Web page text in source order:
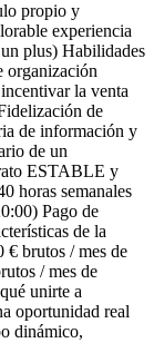
propio y
experiencia
plus) Habilidades
organización
la venta
de
de información y
de un
ESTABLE y
horas semanales
Pago de
de la
€ brutos / mes de
/ mes de
unirte a
oportunidad real
dinámico,